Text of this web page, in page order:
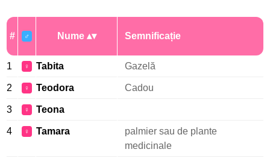
# ♂ Nume Semnificație
1 ♀ Tabita Gazelă
2 ♀ Teodora Cadou
3 ♀ Teona
4 ♀ Tamara
palmier sau de plante
medicinale